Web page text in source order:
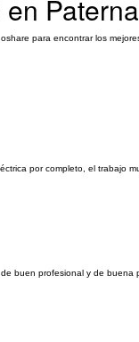
Paterna
para encontrar los
por completo, el trabajo
buen profesional y de buena